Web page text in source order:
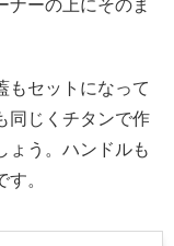
ナーの上にそのま
もセットになって
同じくチタンで作
ょう。ハンドルも
。